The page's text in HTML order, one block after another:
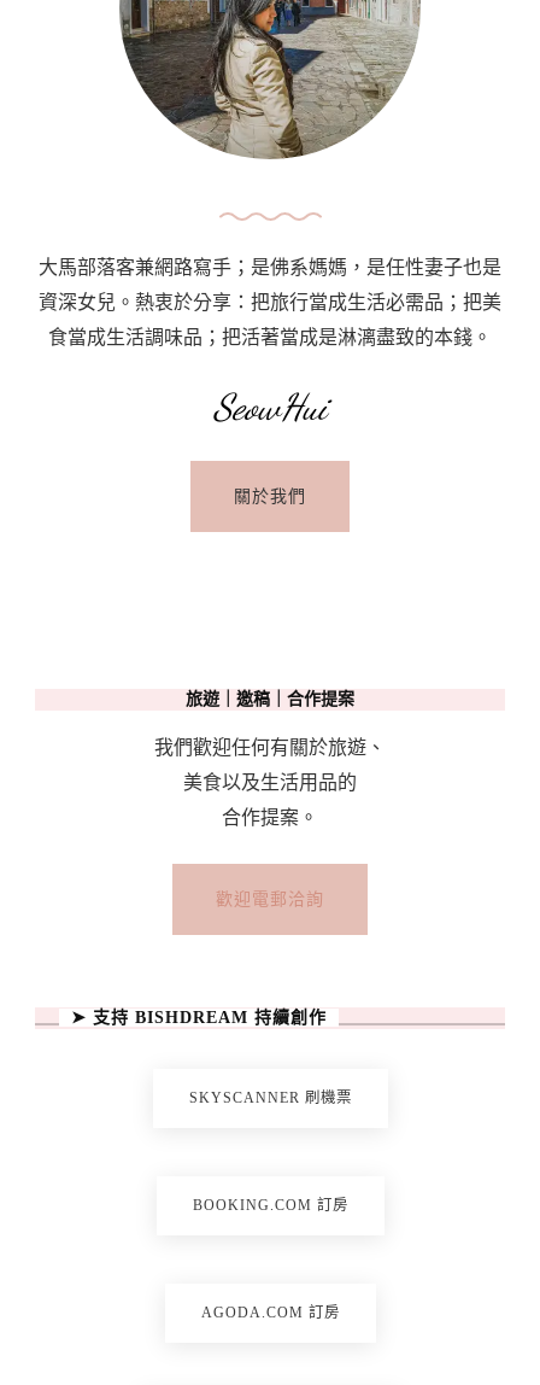
現
辣
椒
Meet
Mee
大馬部落客兼網路寫手；是佛系媽媽，是任性妻子也是
資深女兒。熱衷於分享：把旅行當成生活必需品；把美
食當成生活調味品；把活著當成是淋漓盡致的本錢。
SeowHui
關於我們
旅遊｜邀稿｜合作提案
我們歡迎任何有關於旅遊、
美食以及生活用品的
合作提案。
歡迎電郵洽詢
➤ 支持 BISHDREAM 持續創作
SKYSCANNER 刷機票
BOOKING.COM 訂房
AGODA.COM 訂房